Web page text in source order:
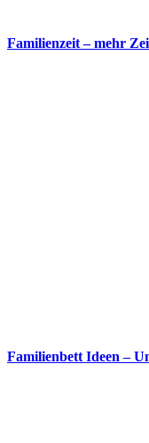
Familienzeit – mehr
Familienbett Ideen –